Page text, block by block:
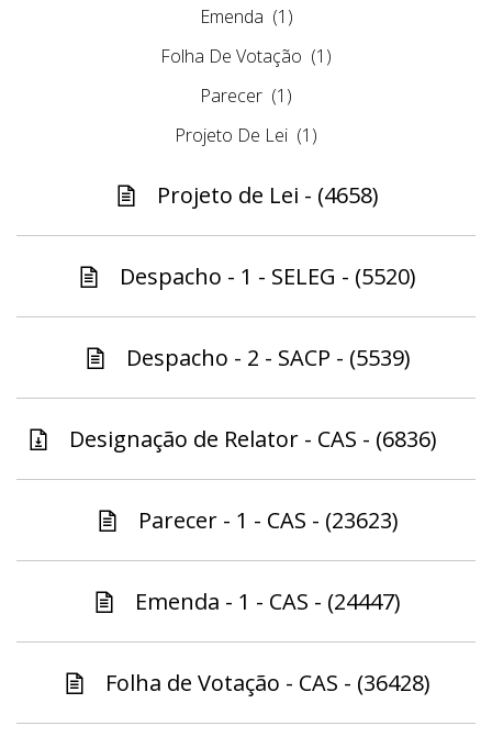
Emenda (1)
Folha De Votação (1)
Parecer (1)
Projeto De Lei (1)
Projeto de Lei - (4658)
Despacho - 1 - SELEG - (5520)
Despacho - 2 - SACP - (5539)
Designação de Relator - CAS - (6836)
Parecer - 1 - CAS - (23623)
Emenda - 1 - CAS - (24447)
Folha de Votação - CAS - (36428)